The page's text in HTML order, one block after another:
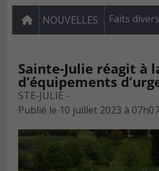
NOUVELLES Faits divers
Sainte-Julie réagit à
d’équipements
STE-JULIE -
Publié le 10 juillet 2023 à 07h07